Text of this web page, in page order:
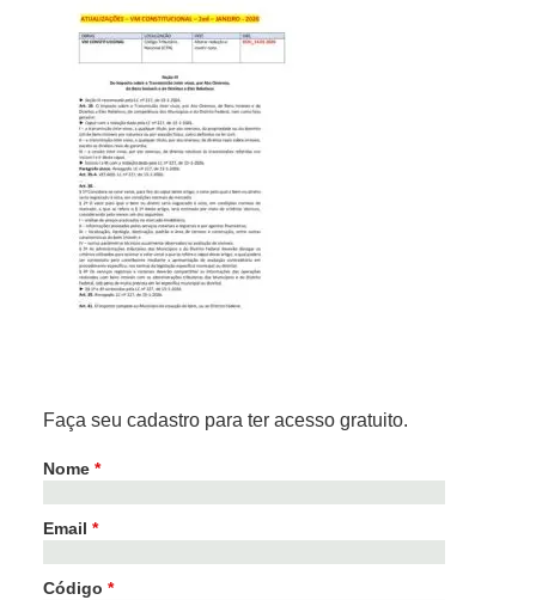
Faça seu cadastro para ter acesso gratuito.
Nome *
Email *
Código *